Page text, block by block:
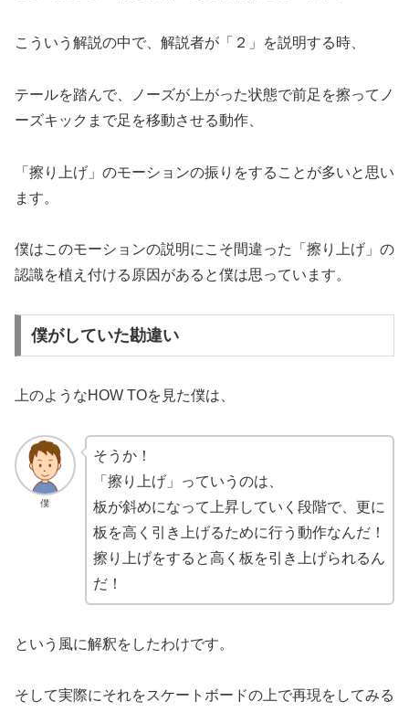
こういう解説の中で、解説者が「２」を説明する時、
テールを踏んで、ノーズが上がった状態で前足を擦ってノ
ーズキックまで足を移動させる動作、
「擦り上げ」のモーションの振りをすることが多いと思い
ます。
僕はこのモーションの説明にこそ間違った「擦り上げ」の
認識を植え付ける原因があると僕は思っています。
僕がしていた勘違い
上のようなHOW TOを見た僕は、
僕
そうか！
「擦り上げ」っていうのは、
板が斜めになって上昇していく段階で、更に
板を高く引き上げるために行う動作なんだ！
擦り上げをすると高く板を引き上げられるん
だ！
という風に解釈をしたわけです。
そして実際にそれをスケートボードの上で再現をしてみる